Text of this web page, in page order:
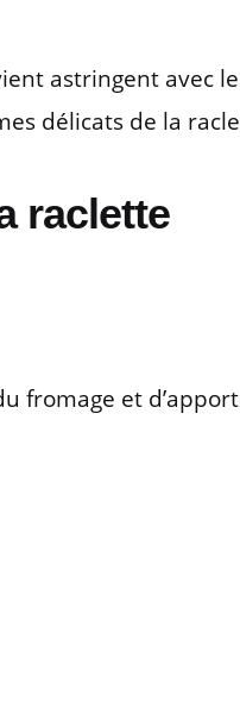
astringent avec
délicats de la
raclette
fromage et